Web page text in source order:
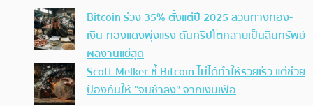
Bitcoin ร่วง 35% ตั้งแต่ปี 2025 สวนทางทอง-
เงิน-ทองแดงพุ่งแรง ดันคริปโตกลายเป็นสินทรัพย์
ผลงานแย่สุด
Scott Melker ชี้ Bitcoin ไม่ได้ทำให้รวยเร็ว แต่ช่วย
ป้องกันให้ “จนช้าลง” จากเงินเฟ้อ